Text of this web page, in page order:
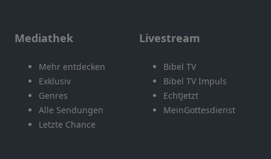
Mediathek
Mehr entdecken
Exklusiv
Genres
Alle Sendungen
Letzte Chance
Livestream
Bibel TV
Bibel TV Impuls
EchtJetzt
MeinGottesdienst